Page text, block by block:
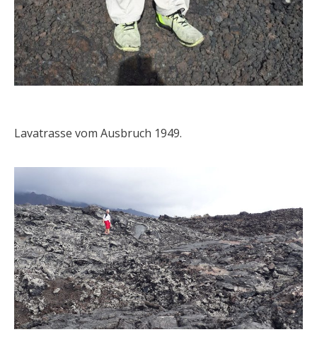
Lavatrasse vom Ausbruch 1949.